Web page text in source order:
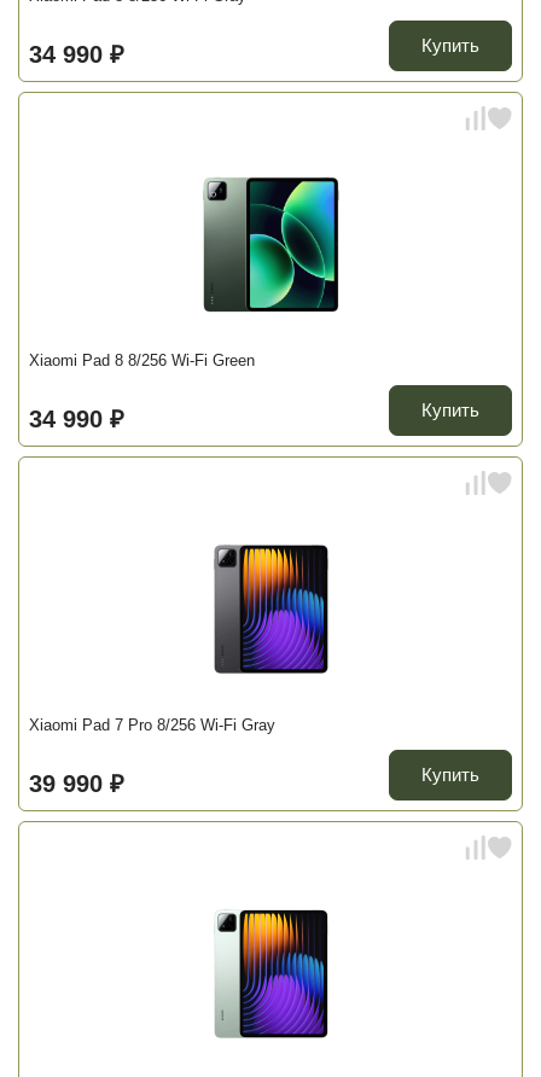
34 990 ₽ Купить
Xiaomi Pad 8 8/256 Wi-Fi Green
34 990 ₽ Купить
Xiaomi Pad 7 Pro 8/256 Wi-Fi Gray
39 990 ₽ Купить